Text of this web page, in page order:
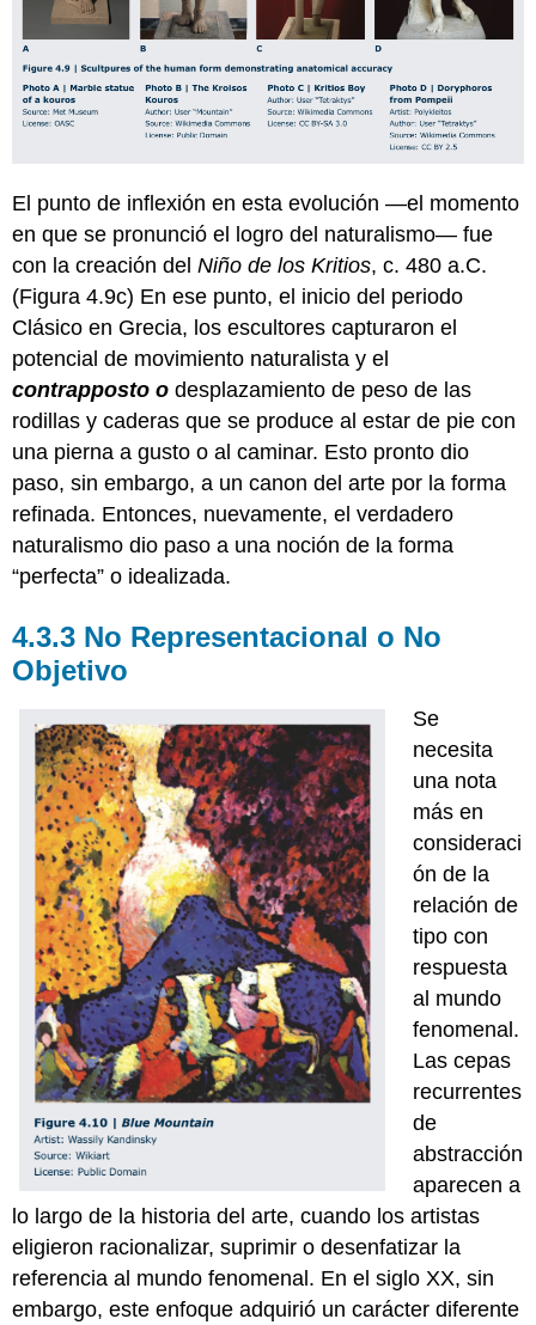
El punto de inflexión en esta evolución —el momento
en que se pronunció el logro del naturalismo— fue
con la creación delNiño de los Kritios, c. 480 a.C.
(Figura 4.9c) En ese punto, el inicio del periodo
Clásico en Grecia, los escultores capturaron el
potencial de movimiento naturalista y el
contrapposto o desplazamiento de peso de las
rodillas y caderas que se produce al estar de pie con
una pierna a gusto o al caminar. Esto pronto dio
paso, sin embargo, a un canon del arte por la forma
refinada. Entonces, nuevamente, el verdadero
naturalismo dio paso a una noción de la forma
“perfecta” o idealizada.
4.3.3 No Representacional o No
Objetivo
Se
necesita
una nota
más en
consideraci
ón de la
relación de
tipo con
respuesta
al mundo
fenomenal.
Las cepas
recurrentes
de
abstracción
aparecen a
lo largo de la historia del arte, cuando los artistas
eligieron racionalizar, suprimir o desenfatizar la
referencia al mundo fenomenal. En el siglo XX, sin
embargo, este enfoque adquirió un carácter diferente